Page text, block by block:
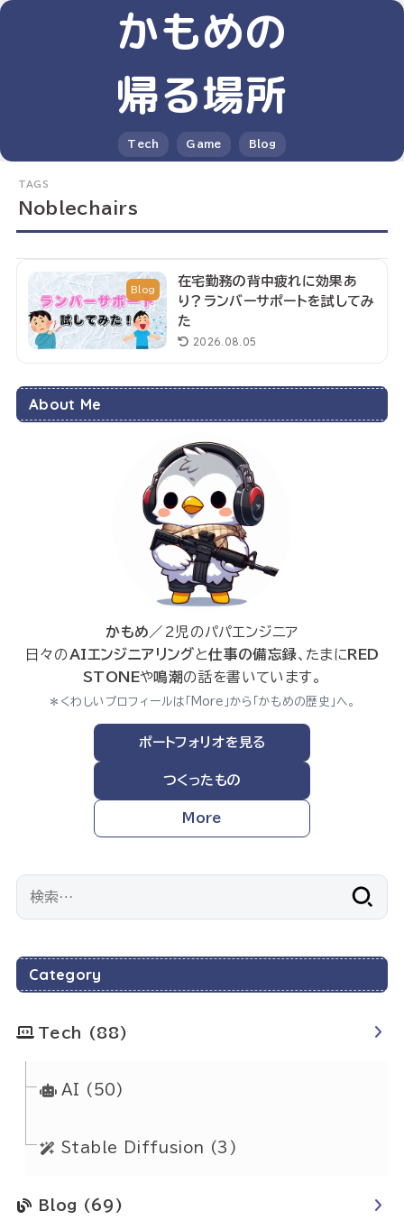
かもめの
帰る場所
Tech Game Blog
Noblechairs
Blog
在宅勤務の背中疲れに効果あ
り？ランバーサポートを試してみ
た
2026.08.05
About Me
かもめ ／2児のパパエンジニア
日々のAIエンジニアリングと仕事の備忘録、たまに RED
STONEや鳴潮の話を書いています。
＊くわしいプロフィールは「More」から「かもめの歴史」へ。
ポートフォリオを見る
つくったもの
More
Category
Tech (88)
AI (50)
Stable Diffusion (3)
Blog (69)